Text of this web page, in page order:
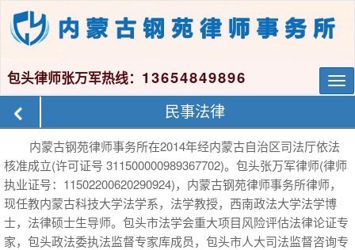
包头律师张万军热线： 13654849896
民事法律
内蒙古钢苑律师事务所在2014年经内蒙古自治区司法厅依法
核准成立(许可证号 311500000989367702)。包头张万军律师(律师
执业证号：11502200620290924)，内蒙古钢苑律师事务所律师，
现任教内蒙古科技大学法学系，法学教授，西南政法大学法学博
士，法律硕士生导师。包头市法学会重大项目风险评估法律论证专
家，包头政法委执法监督专家库成员，包头市人大司法监督咨询专